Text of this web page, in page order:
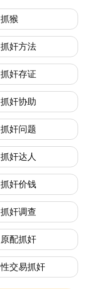
抓猴
抓奸方法
抓奸存证
抓奸协助
抓奸问题
抓奸达人
抓奸价钱
抓奸调查
原配抓奸
性交易抓奸